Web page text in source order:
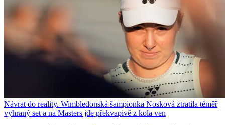
Návrat do reality. Wimbledonská šampionka Nosková ztratila téměř
vyhraný set a na Masters jde překvapivě z kola ven